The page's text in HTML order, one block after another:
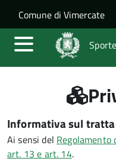
Salta al
Skip to site
Comune di Vimercate
Informativa sul
Ai sensi del
art. 13 e art. 14.